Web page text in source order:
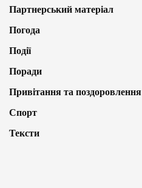
Партнерський матеріал
Погода
Події
Поради
Привітання та поздоровлення
Спорт
Тексти